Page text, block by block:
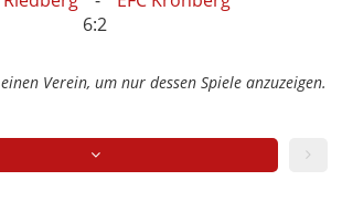
6:2
Verein, um nur dessen Spiele anzuzeigen.